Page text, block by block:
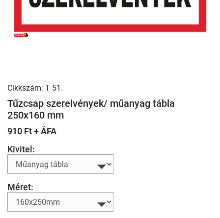
Cikkszám: T 51.
Tűzcsap szerelvények/ műanyag tábla
250x160 mm
910 Ft + ÁFA
Kivitel:
Méret: